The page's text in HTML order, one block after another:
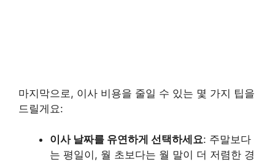
마지막으로, 이사 비용을 줄일 수 있는 몇 가지 팁을
드릴게요:
이사 날짜를 유연하게 선택하세요: 주말보다
는 평일이, 월 초보다는 월 말이 더 저렴한 경